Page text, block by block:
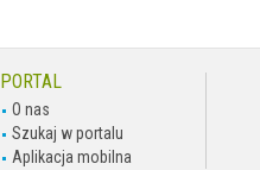
PORTAL
O nas
Szukaj w portalu
Aplikacja mobilna